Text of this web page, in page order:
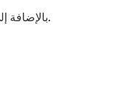
بالإضافة إلى ذلك، تتمتع النماذج الصغيرة بإمكانية نقل جيدة - حيث يمكن تشغيلها مباشرة على أجهزتنا دون الاعتماد على طلبات السحابة. أصبح التصغير اتجاهًا جديدًا في تطوير الذكاء الاصطناعي.